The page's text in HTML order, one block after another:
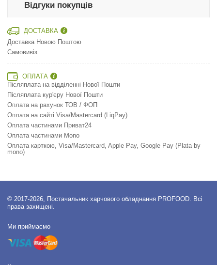
Відгуки покупців
ДОСТАВКА
Доставка Новою Поштою
Самовивіз
ОПЛАТА
Післяплата на відділенні Нової Пошти
Післяплата кур'єру Нової Пошти
Оплата на рахунок ТОВ / ФОП
Оплата на сайті Visa/Mastercard (LiqPay)
Оплата частинами Приват24
Оплата частинами Mono
Оплата карткою, Visa/Mastercard, Apple Pay, Google Pay (Plata by
mono)
© 2017-2026, Постачальник харчового обладнання PROFOOD. Всі
права захищені.
Ми приймаємо